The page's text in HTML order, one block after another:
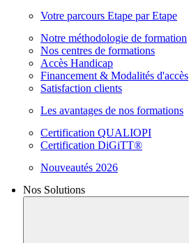
Votre parcours Etape par Etape
Notre méthodologie de formation
Nos centres de formations
Accès Handicap
Financement & Modalités d'accès
Satisfaction clients
Les avantages de nos formations
Certification QUALIOPI
Certification DiGiTT®
Nouveautés 2026
Nos Solutions